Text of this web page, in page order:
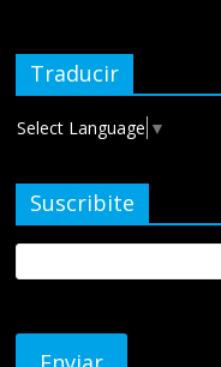
Traducir
Select Language ▼
Suscribite